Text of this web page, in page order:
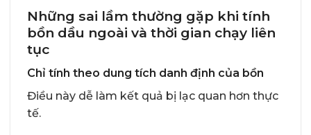
Những sai lầm thường gặp khi tính
bồn dầu ngoài và thời gian chạy liên
tục
Chỉ tính theo dung tích danh định của bồn
Điều này dễ làm kết quả bị lạc quan hơn thực
tế.